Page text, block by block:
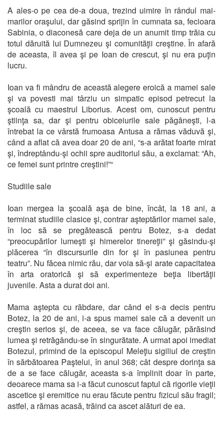
A ales-o pe cea de-a doua, trezind uimire în rândul mai-
marilor oraşului, dar găsind sprijin în cumnata sa, fecioara
Sabinia, o diaconesă care deja de un anumit timp trăia cu
totul dăruită lui Dumnezeu şi comunităţii creştine. În afară
de aceasta, îl avea şi pe Ioan de crescut, şi nu era puţin
lucru.
Ioan va fi mândru de această alegere eroică a mamei sale
şi va povesti mai târziu un simpatic episod petrecut la
şcoală cu maestrul Liborius. Acest om, cunoscut pentru
ştiinţa sa, dar şi pentru obiceiurile sale păgâneşti, l-a
întrebat la ce vârstă frumoasa Antusa a rămas văduvă şi,
când a aflat că avea doar 20 de ani, “s-a arătat foarte mirat
şi, îndreptându-şi ochii spre auditoriul său, a exclamat: “Ah,
ce femei sunt printre creştini!”“
Studiile sale
Ioan mergea la şcoală aşa de bine, încât, la 18 ani, a
terminat studiile clasice şi, contrar aşteptărilor mamei sale,
în loc să se pregătească pentru Botez, s-a dedat
“preocupărilor lumeşti şi himerelor tinereţii” şi găsindu-şi
plăcerea “în discursurile din for şi în pasiunea pentru
teatru”. Nu făcea nimic rău, dar voia să-şi arate capacitatea
în arta oratorică şi să experimenteze beţia libertăţii
juvenile. Asta a durat doi ani.
Mama aştepta cu răbdare, dar când el s-a decis pentru
Botez, la 20 de ani, i-a spus mamei sale că a devenit un
creştin serios şi, de aceea, se va face călugăr, părăsind
lumea şi retrăgându-se în singurătate. A urmat apoi imediat
Botezul, primind de la episcopul Meleţiu sigiliul de creştin
în sărbătoarea Paştelui, în anul 368; cât despre dorinţa sa
de a se face călugăr, aceasta s-a împlinit doar în parte,
deoarece mama sa i-a făcut cunoscut faptul că rigorile vieţii
ascetice şi eremitice nu erau făcute pentru fizicul său fragil;
astfel, a rămas acasă, trăind ca ascet alături de ea.